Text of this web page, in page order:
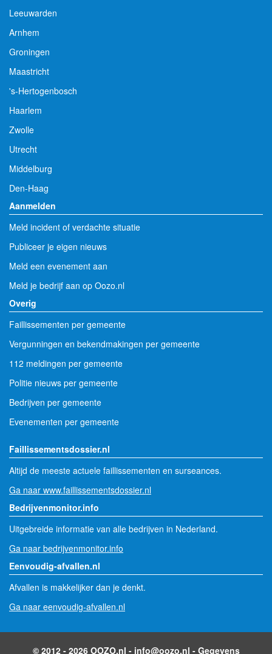
Leeuwarden
Arnhem
Groningen
Maastricht
's-Hertogenbosch
Haarlem
Zwolle
Utrecht
Middelburg
Den-Haag
Aanmelden
Meld incident of verdachte situatie
Publiceer je eigen nieuws
Meld een evenement aan
Meld je bedrijf aan op Oozo.nl
Overig
Faillissementen per gemeente
Vergunningen en bekendmakingen per gemeente
112 meldingen per gemeente
Politie nieuws per gemeente
Bedrijven per gemeente
Evenementen per gemeente
Faillissementsdossier.nl
Altijd de meeste actuele faillissementen en surseances.
Ga naar www.faillissementsdossier.nl
Bedrijvenmonitor.info
Uitgebreide informatie van alle bedrijven in Nederland.
Ga naar bedrijvenmonitor.info
Eenvoudig-afvallen.nl
Afvallen is makkelijker dan je denkt.
Ga naar eenvoudig-afvallen.nl
© 2012 - 2026 OOZO.nl - info@oozo.nl - Gegevens